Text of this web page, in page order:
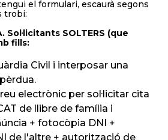
el formulari, escaurà segons
trobi:
Sol·licitants SOLTERS (que
fills:
Civil i interposar una
electrònic per sol·licitar cita
de llibre de família i
+ fotocòpia DNI +
de l'altre + autorització de